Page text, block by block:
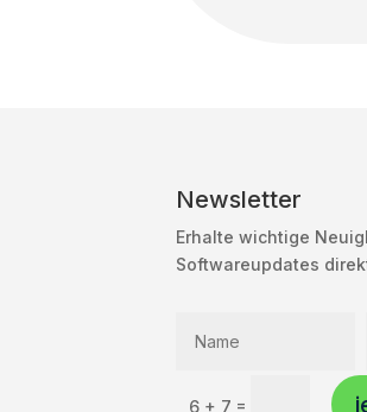
Newsletter
Erhalte wichtige
Softwareupdates
6 + 7 =